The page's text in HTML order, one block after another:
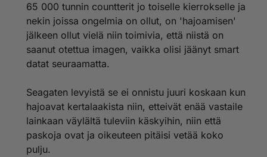
65 000 tunnin countterit jo toiselle kierrokselle ja
nekin joissa ongelmia on ollut, on 'hajoamisen'
jälkeen ollut vielä niin toimivia, että niistä on
saanut otettua imagen, vaikka olisi jäänyt smart
datat seuraamatta.
Seagaten levyistä se ei onnistu juuri koskaan kun
hajoavat kertalaakista niin, etteivät enää vastaile
lainkaan väylältä tuleviin käskyihin, niin että
paskoja ovat ja oikeuteen pitäisi vetää koko
pulju.